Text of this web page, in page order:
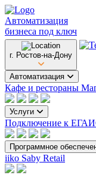
Автоматизация
бизнеса под ключ
г. Ростов-на-Дону
Автоматизация
Кафе и рестораны
Услуги
Подключение к
Программное
iiko Saby Retail